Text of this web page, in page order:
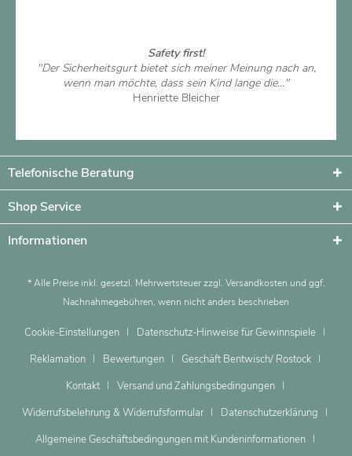
Safety first!
"Der Sicherheitsgurt bietet sich meiner Meinung nach an,
wenn man möchte, dass sein Kind lange die..."
Henriette Bleicher
Telefonische Beratung
Shop Service
Informationen
* Alle Preise inkl. gesetzl. Mehrwertsteuer zzgl. Versandkosten und ggf.
Nachnahmegebühren, wenn nicht anders beschrieben
Cookie-Einstellungen
Datenschutz-Hinweise für Gewinnspiele
Reklamation
Bewertungen
Geschäft Bentwisch/ Rostock
Kontakt
Versand und Zahlungsbedingungen
Widerrufsbelehrung & Widerrufsformular
Datenschutzerklärung
Allgemeine Geschäftsbedingungen mit Kundeninformationen